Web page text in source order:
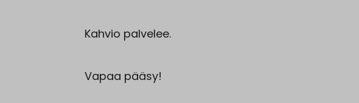
Kahvio palvelee.
Vapaa pääsy!